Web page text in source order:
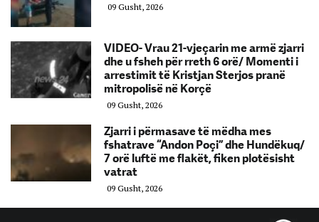
09 Gusht, 2026
VIDEO- Vrau 21-vjeçarin me armë zjarri
dhe u fsheh për rreth 6 orë/ Momenti i
arrestimit të Kristjan Sterjos pranë
mitropolisë në Korçë
09 Gusht, 2026
Zjarri i përmasave të mëdha mes
fshatrave “Andon Poçi” dhe Hundëkuq/
7 orë luftë me flakët, fiken plotësisht
vatrat
09 Gusht, 2026